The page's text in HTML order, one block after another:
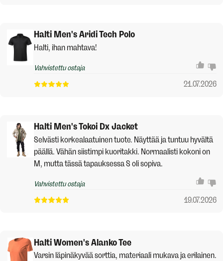
Halti Men's Aridi Tech Polo
Halti, ihan mahtava!
Vahvistettu ostaja
21.07.2026
Halti Men's Tokoi Dx Jacket
Selvästi korkealaatuinen tuote. Näyttää ja tuntuu hyvältä
päällä. Vähän siistimpi kuoritakki. Normaalisti kokoni on
M, mutta tässä tapauksessa S oli sopiva.
Vahvistettu ostaja
19.07.2026
Halti Women's Alanko Tee
Varsin läpinäkyvää sorttia, materiaali mukava ja erilainen.